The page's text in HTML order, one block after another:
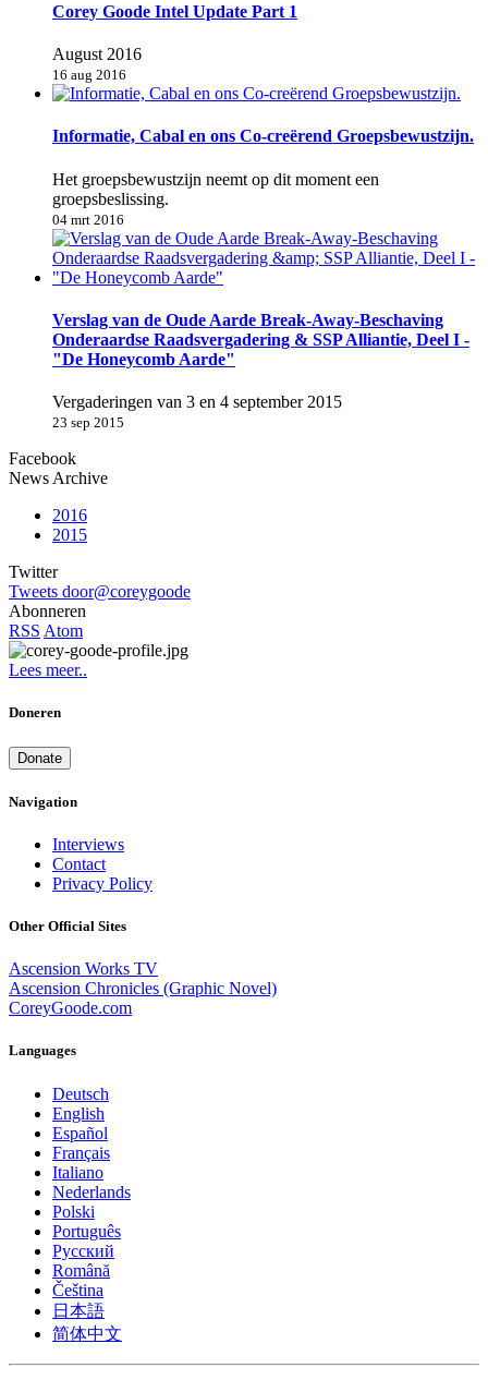
Corey Goode Intel Update Part 1
August 2016
16 aug 2016
Informatie, Cabal en ons Co-creërend Groepsbewustzijn.
Het groepsbewustzijn neemt op dit moment een
groepsbeslissing.
04 mrt 2016
Verslag van de Oude Aarde Break-Away-Beschaving
Onderaardse Raadsvergadering & SSP Alliantie, Deel I -
"De Honeycomb Aarde"
Vergaderingen van 3 en 4 september 2015
23 sep 2015
Facebook
News Archive
2016
2015
Twitter
Tweets door@coreygoode
Abonneren
RSS Atom
Lees meer..
Doneren
Donate
Navigation
Interviews
Contact
Privacy Policy
Other Official Sites
Ascension Works TV
Ascension Chronicles (Graphic Novel)
CoreyGoode.com
Languages
Deutsch
English
Español
Français
Italiano
Nederlands
Polski
Português
Pусский
Română
Čeština
日本語
简体中文